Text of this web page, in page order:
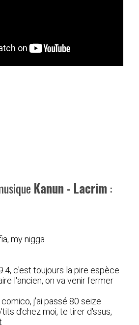
Kanun - Lacrim :
my nigga
c'est toujours la pire espèce
l'ancien, on va venir fermer
j'ai passé 80 seize
d'chez moi, te tirer d'ssus,